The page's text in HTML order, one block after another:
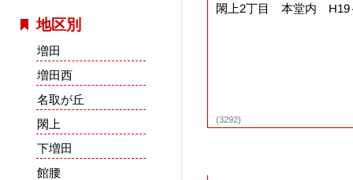
地区別
増田
増田西
名取が丘
閖上
下増田
館腰
閖上2丁目 本堂内 H19
(3292)